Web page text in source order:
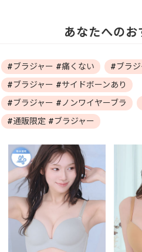
あなたへのお
#ブラジャー #痛くない
#ブラ
#ブラジャー #サイドボーンあり
#ブラジャー #ノンワイヤーブラ
#通販限定 #ブラジャー